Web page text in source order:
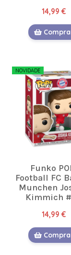
14,99 €
NOVIDADE
Funko
Football FC
Munchen
Kimmich
14,99 €